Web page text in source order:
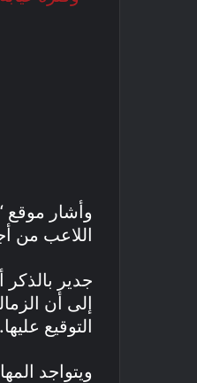
وأشار موقع
اللاعب من
جدير
إلى أن
التوقيع عليها.
ويتواجد